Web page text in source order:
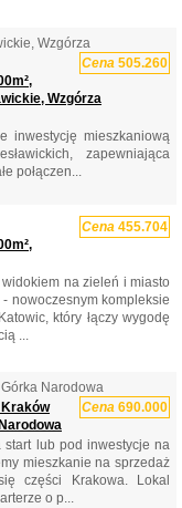
Wzgórza
Cena 505.260
Wzgórza
inwestycję mieszkaniową
zapewniająca
połączen...
Cena 455.704
na zieleń i miasto
nowoczesnym kompleksie
który łączy wygodę
...
Narodowa
Cena 690.000
Kraków
start lub pod inwestycje na
mieszkanie na sprzedaż
części Krakowa. Lokal
o p...